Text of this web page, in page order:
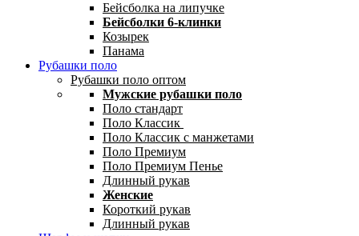
Бейсболка на липучке
Бейсболки 6-клинки
Козырек
Панама
Рубашки поло
Рубашки поло оптом
Мужские рубашки поло
Поло стандарт
Поло Классик
Поло Классик с манжетами
Поло Премиум
Поло Премиум Пенье
Длинный рукав
Женские
Короткий рукав
Длинный рукав